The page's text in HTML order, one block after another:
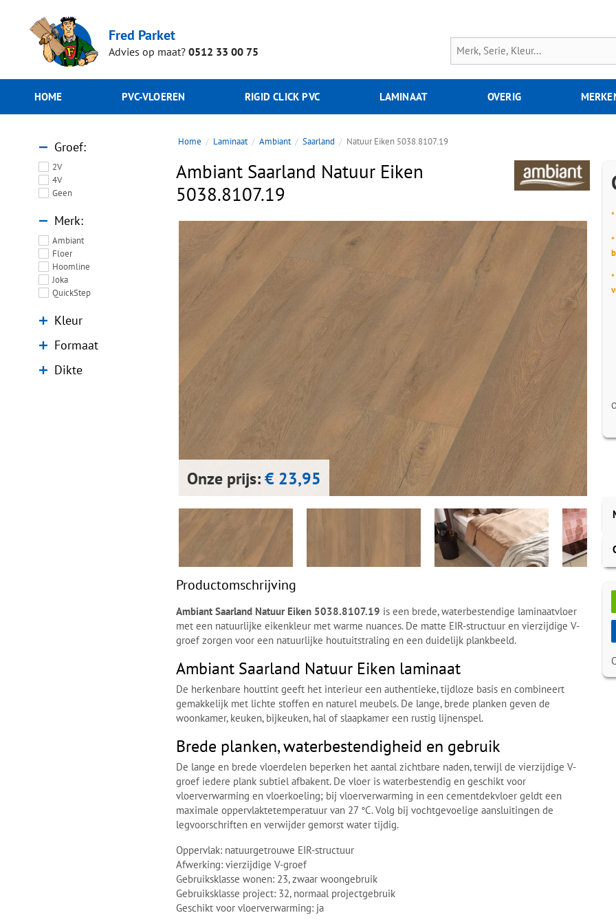
Fred Parket
Advies op maat? 0512 33 00 75
HOME PVC-VLOEREN RIGID CLICK PVC LAMINAAT OVERIG
Groef
2V
4V
Geen
Merk
Ambiant
Floer
Hoomline
Joka
QuickStep
Kleur
Formaat
Dikte
Home Laminaat Ambiant Saarland Natuur Eiken 5038.8107.19
Ambiant Saarland Natuur Eiken
5038.8107.19
Onze prijs: € 23,95
Productomschrijving
Ambiant Saarland Natuur Eiken 5038.8107.19 is een brede, waterbestendige laminaatvloer
met een natuurlijke eikenkleur met warme nuances. De matte EIR-structuur en vierzijdige V-
groef zorgen voor een natuurlijke houtuitstraling en een duidelijk plankbeeld.
Ambiant Saarland Natuur Eiken laminaat
De herkenbare houttint geeft het interieur een authentieke, tijdloze basis en combineert
gemakkelijk met lichte stoffen en naturel meubels. De lange, brede planken geven de
woonkamer, keuken, bijkeuken, hal of slaapkamer een rustig lijnenspel.
Brede planken, waterbestendigheid en gebruik
De lange en brede vloerdelen beperken het aantal zichtbare naden, terwijl de vierzijdige V-
groef iedere plank subtiel afbakent. De vloer is waterbestendig en geschikt voor
vloerverwarming en vloerkoeling; bij vloerverwarming in een cementdekvloer geldt een
maximale oppervlaktetemperatuur van 27 °C. Volg bij vochtgevoelige aansluitingen de
legvoorschriften en verwijder gemorst water tijdig.
Oppervlak: natuurgetrouwe EIR-structuur
Afwerking: vierzijdige V-groef
Gebruiksklasse wonen: 23, zwaar woongebruik
Gebruiksklasse project: 32, normaal projectgebruik
Geschikt voor vloerverwarming: ja